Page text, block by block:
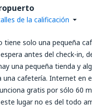
de la calificación
tiene solo una pequeña
antes del check-in,
una pequeña tienda y
una cafetería. Internet en
gratis por sólo 60
lugar no es del todo